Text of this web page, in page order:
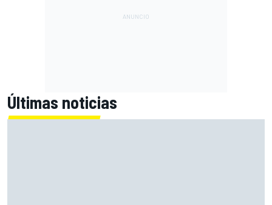
Últimas noticias